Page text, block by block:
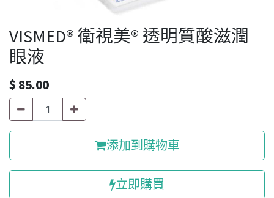
VISMED® 衛視美® 透明質酸滋潤
眼液
$ 85.00
添加到購物車
立即購買